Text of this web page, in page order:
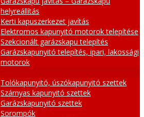
helyreállítás
Kerti kapuszerkezet javítás
Elektromos kapunyitó motorok telepítése
Szekcionált garázskapu telepítés
Garázskapunyitó telepítés, ipari, lakossági
motorok
Tolókapunyitó, úszókapunyitó szettek
Szárnyas kapunyitó szettek
Garázskapunyitó szettek
Sorompók